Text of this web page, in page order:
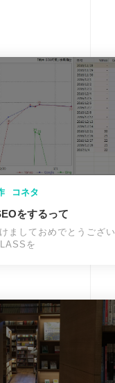
コネタ
をするって
ましておめでとうござい
を